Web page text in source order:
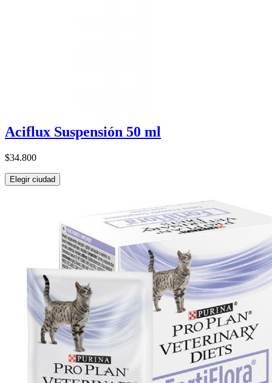
Aciflux Suspensión 50 ml
$34.800
Elegir ciudad